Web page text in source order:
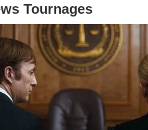
Tournages